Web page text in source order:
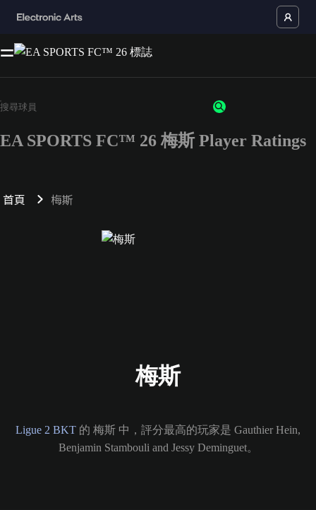
EA SPORTS FC™ 26 梅斯 Player Ratings
首頁 梅斯
梅斯
Ligue 2 BKT 的 梅斯 中，評分最高的玩家是 Gauthier Hein,
Benjamin Stambouli and Jessy Deminguet。